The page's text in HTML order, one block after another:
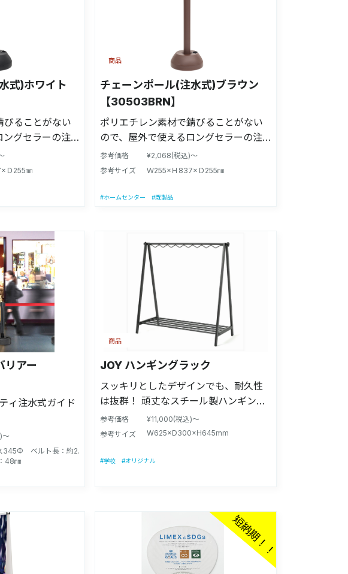
式)ホワイト
びることがない
ングセラーの注
Ｄ255㎜
チェーンポール(注水式)ブラウン
【30503BRN】
ポリエチレン素材で錆びることがない
ので、屋外で使えるロングセラーの注
水式ガイドポール
参考価格
¥2,068(税込)～
参考サイズ
Ｗ255×Ｈ837×Ｄ255㎜
商品
#ホームセンター #既製品
リアー
ィ注水式ガイド
～
ベルト長：約2.
48㎜
JOY ハンギングラック
スッキリとしたデザインでも、耐久性
は抜群！ 頑丈なスチール製ハンギング
ラック アウトドア・キャンプシーンで
は、 ランタンや調理器具、ギアをかけ
での ガーデニングシーンで植物を飾っ
品重量】約2.8kg 【耐荷重】約20kg
【材質】スチール 【製造国】日本製
【付属品】本体、S字フック(×4)、組立
説明書、組み立て用部材 ※製品の改良
参考価格
¥11,000(税込)～
参考サイズ
W625×D300×H645mm
商品
#学校 #オリジナル